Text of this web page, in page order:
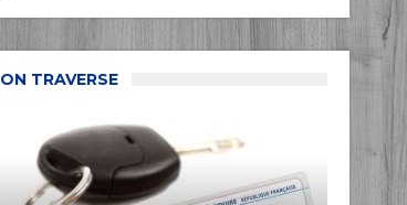
ON TRAVERSE